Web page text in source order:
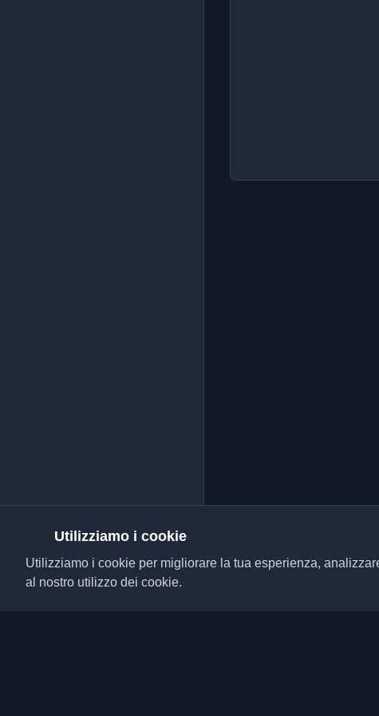
Utilizziamo i cookie
Utilizziamo i cookie per migliorare la tua esperienza,
al nostro utilizzo dei cookie.